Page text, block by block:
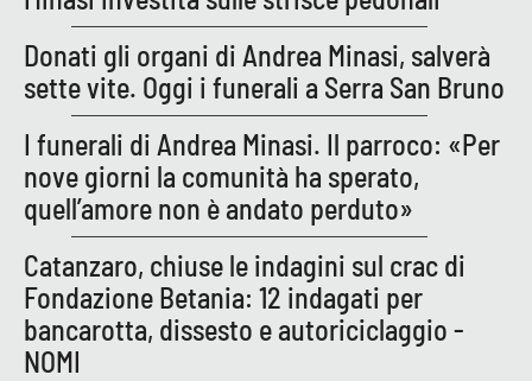
Donati gli organi di Andrea Minasi, salverà
sette vite. Oggi i funerali a Serra San Bruno
I funerali di Andrea Minasi. Il parroco: «Per
nove giorni la comunità ha sperato,
quell’amore non è andato perduto»
Catanzaro, chiuse le indagini sul crac di
Fondazione Betania: 12 indagati per
bancarotta, dissesto e autoriciclaggio -
NOMI